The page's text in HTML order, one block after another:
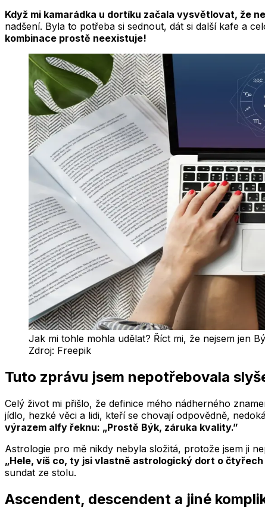
Když mi kamarádka u dortíku začala vysvětlovat, že
nadšení. Byla to potřeba si sednout, dát si další kafe a
kombinace prostě neexistuje!
Jak mi tohle mohla udělat? Říct mi, že nejsem jen
Zdroj: Freepik
Tuto zprávu jsem nepotřebovala
Celý život mi přišlo, že definice mého nádherného
jídlo, hezké věci a lidi, kteří se chovají odpovědně,
výrazem alfy řeknu: „Prostě Býk, záruka kvality.”
Astrologie pro mě nikdy nebyla složitá, protože jsem ji
„Hele, víš co, ty jsi vlastně astrologický dort o čtyřech
sundat ze stolu.
Ascendent, descendent a jiné